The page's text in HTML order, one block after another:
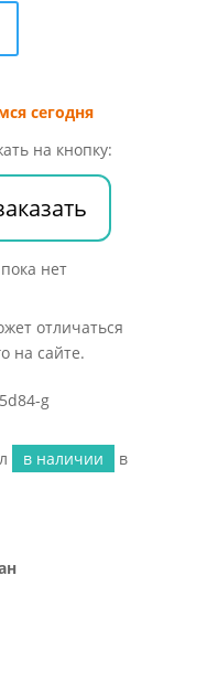
сегодня
на кнопку:
отличаться
на сайте.
g
в наличии
в